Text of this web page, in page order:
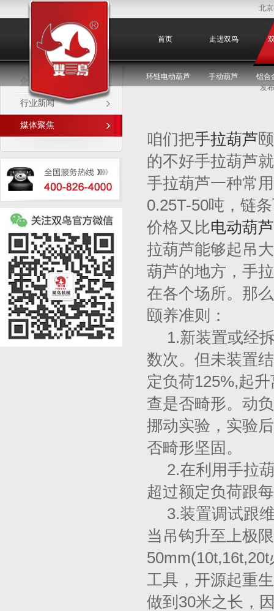
北
首页 走进双鸟
环链电动葫芦 手动葫芦 铝合
媒体聚焦
企业新闻
行业新闻
媒体聚焦
发
咱们把手拉葫芦
的不好手拉葫芦
手拉葫芦一种常
0.25T-50吨，链
价格又比电动葫芦
拉葫芦能够起吊
葫芦的地方，手
在各个场所。那
颐养准则：
1.新装置或经拆
数次。但未装置
定负荷125%,起
查是否畸形。动
挪动实验，实验
否畸形坚固。
2.在利用手拉葫
超过额定负荷跟
3.装置调试跟维
当吊钩升至上极
工具，开源起重
做到30米之长，